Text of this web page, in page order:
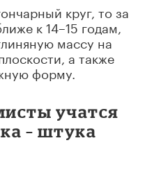
круг, то за
к 14–15 годам,
массу на
а также
форму.
учатся
– штука